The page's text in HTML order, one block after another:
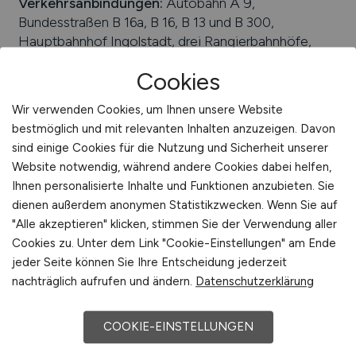
Bundesstraßen B 16a, B 16, B 13 und B 300,
Hauptbahnhof Ingolstadt, drei Rangierbahnhöfe,
Arbeiten in der Nähe vonIngolstadt
Köschning, Bergheim, Landkreis Eichstätt,
Großmehring, Oberbayern, Egweil, Landkreis
Pfaffenhofen an der Ilm, Gaimersheim, Weichering,
Nassenfels, Wettstetten, Karlskron, Manching,
Bayern, Lenting
Universitäten/Hochschulen:Universität Ingolstadt,
Technische Hochschule Ingolstadt
Beliebte Jobs inIngolstadt/Branchen:Handwerk,
Einzelhandel, Tourismus, Erdölindustrie, Produktion,
Gesundheitswesen
Cookies
Wir verwenden Cookies, um Ihnen unsere Website
bestmöglich und mit relevanten Inhalten anzuzeigen. Davon
sind einige Cookies für die Nutzung und Sicherheit unserer
Website notwendig, während andere Cookies dabei helfen,
Ihnen personalisierte Inhalte und Funktionen anzubieten. Sie
dienen außerdem anonymen Statistikzwecken. Wenn Sie auf
"Alle akzeptieren" klicken, stimmen Sie der Verwendung aller
Cookies zu. Unter dem Link "Cookie-Einstellungen" am Ende
jeder Seite können Sie Ihre Entscheidung jederzeit
nachträglich aufrufen und ändern. Datenschutzerklärung
COOKIE-EINSTELLUNGEN